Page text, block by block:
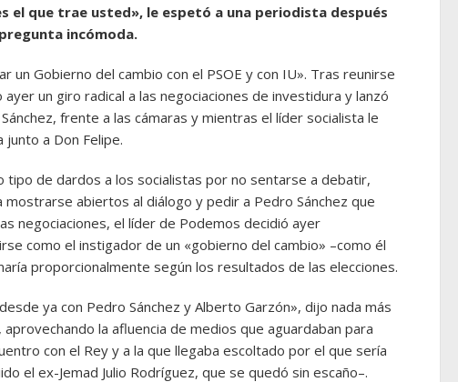
el que trae usted», le espetó a una periodista después
incómoda.
un Gobierno del cambio con el PSOE y con IU». Tras reunirse
un giro radical a las negociaciones de investidura y lanzó
frente a las cámaras y mientras el líder socialista le
a Don Felipe.
tipo de dardos a los socialistas por no sentarse a debatir,
mostrarse abiertos al diálogo y pedir a Pedro Sánchez que
negociaciones, el líder de Podemos decidió ayer
como el instigador de un «gobierno del cambio» –como él
proporcionalmente según los resultados de las elecciones.
ya con Pedro Sánchez y Alberto Garzón», dijo nada más
la afluencia de medios que aguardaban para
con el Rey y a la que llegaba escoltado por el que sería
el ex-Jemad Julio Rodríguez, que se quedó sin escaño–.